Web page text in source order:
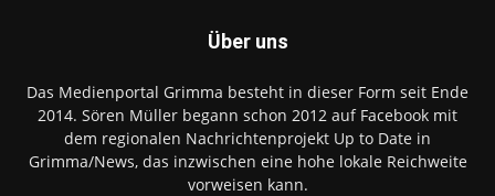
Über uns
Das Medienportal Grimma besteht in dieser Form seit Ende
2014. Sören Müller begann schon 2012 auf Facebook mit
dem regionalen Nachrichtenprojekt Up to Date in
Grimma/News, das inzwischen eine hohe lokale Reichweite
vorweisen kann.